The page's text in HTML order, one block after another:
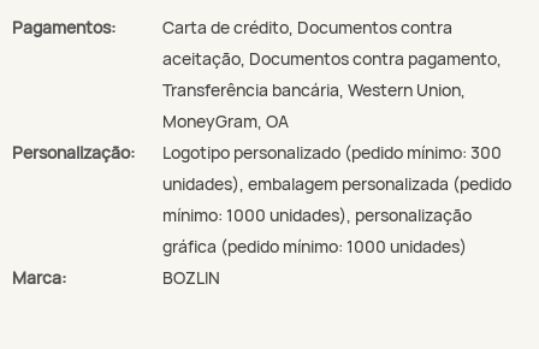
Pagamentos:
Carta de crédito, Documentos contra
aceitação, Documentos contra pagamento,
Transferência bancária, Western Union,
MoneyGram, OA
Personalização:
Logotipo personalizado (pedido mínimo: 300
unidades), embalagem personalizada (pedido
mínimo: 1000 unidades), personalização
gráfica (pedido mínimo: 1000 unidades)
Marca:
BOZLIN